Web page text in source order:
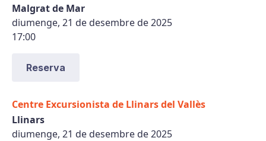
Malgrat de Mar
diumenge, 21 de desembre de 2025
17:00
Reserva
Centre Excursionista de Llinars del Vallès
Llinars
diumenge, 21 de desembre de 2025